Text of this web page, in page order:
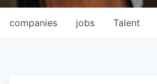
jobs
companies Talent